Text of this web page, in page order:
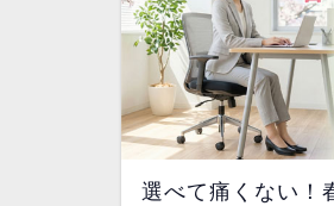
選べて痛くない！